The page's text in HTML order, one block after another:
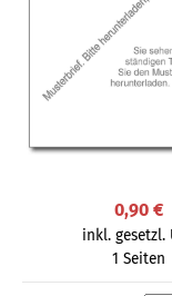
0,90 €
inkl. gesetzl.
1 Seiten